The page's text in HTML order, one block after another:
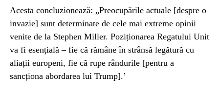
Acesta concluzionează: „Preocupările actuale [despre o
invazie] sunt determinate de cele mai extreme opinii
venite de la Stephen Miller. Poziționarea Regatului Unit
va fi esențială – fie că rămâne în strânsă legătură cu
aliații europeni, fie că rupe rândurile [pentru a
sancționa abordarea lui Trump].’